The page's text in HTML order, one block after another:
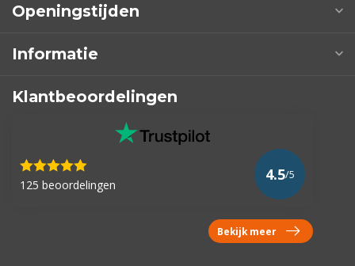
Openingstijden
Informatie
Klantbeoordelingen
125 beoordelingen
4.5/5
Bekijk meer